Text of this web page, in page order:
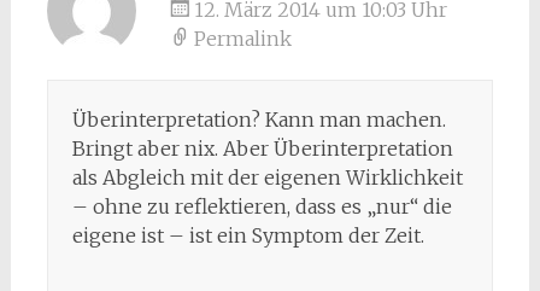
12. März 2014 um 10:03 Uhr
Permalink
Überinterpretation? Kann man machen.
Bringt aber nix. Aber Überinterpretation
als Abgleich mit der eigenen Wirklichkeit
– ohne zu reflektieren, dass es „nur“ die
eigene ist – ist ein Symptom der Zeit.